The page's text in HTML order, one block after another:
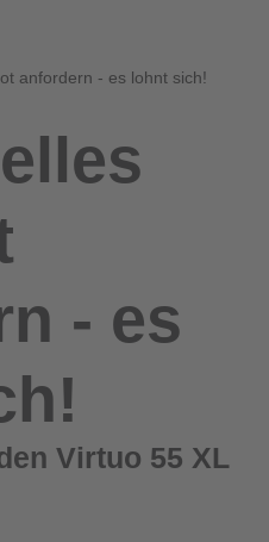
anfordern - es lohnt sich!
- es
Virtuo 55 XL